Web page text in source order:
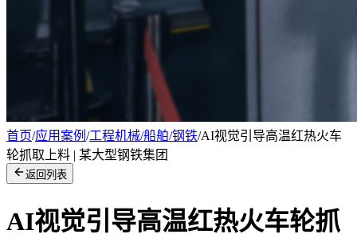
首页/应用案例 /工程机械/船舶/钢铁/AI视觉引导高温红热火车
轮抓取上料 | 某大型钢铁集团
返回列表
AI视觉引导高温红热火车轮抓